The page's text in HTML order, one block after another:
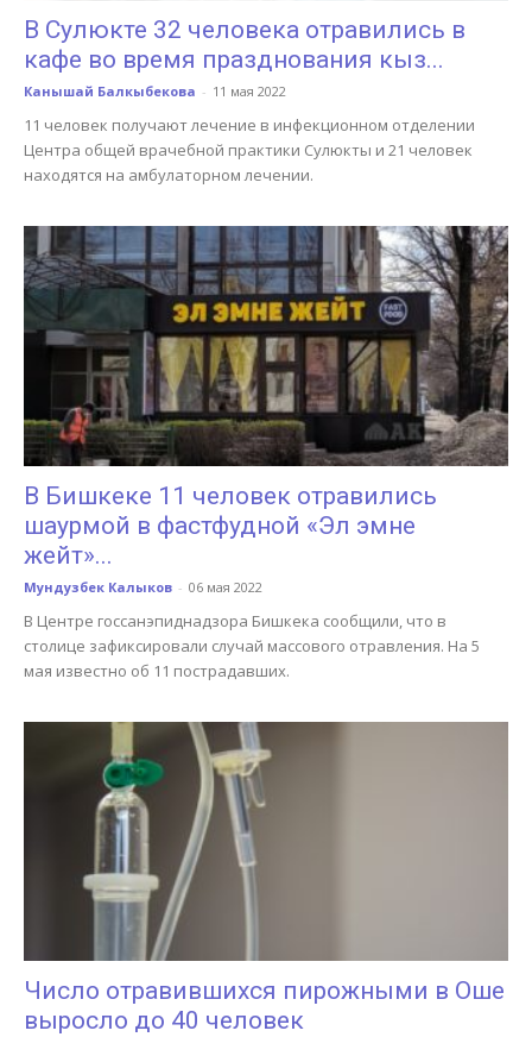
В Сулюкте 32 человека отравились в
кафе во время празднования кыз...
Канышай Балкыбекова - 11 мая 2022
11 человек получают лечение в инфекционном отделении
Центра общей врачебной практики Сулюкты и 21 человек
находятся на амбулаторном лечении.
В Бишкеке 11 человек отравились
шаурмой в фастфудной «Эл эмне
жейт»...
Мундузбек Калыков - 06 мая 2022
В Центре госсанэпиднадзора Бишкека сообщили, что в
столице зафиксировали случай массового отравления. На 5
мая известно об 11 пострадавших.
Число отравившихся пирожными в Оше
выросло до 40 человек